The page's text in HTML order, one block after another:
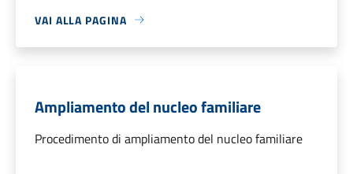
VAI ALLA PAGINA
Ampliamento del nucleo familiare
Procedimento di ampliamento del nucleo familiare